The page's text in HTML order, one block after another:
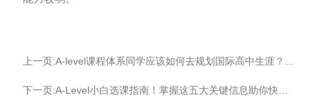
下一页:A-Level小白选课指南！掌握这五大关键信息助你快速规划-季遇教育